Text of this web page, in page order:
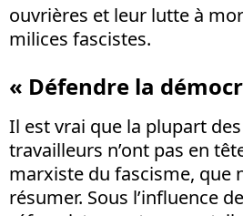
ouvrières et leur lutte à
milices fascistes.
« Défendre la
Il est vrai que la plupart
travailleurs n’ont pas en
marxiste du fascisme, que
résumer. Sous l’influence